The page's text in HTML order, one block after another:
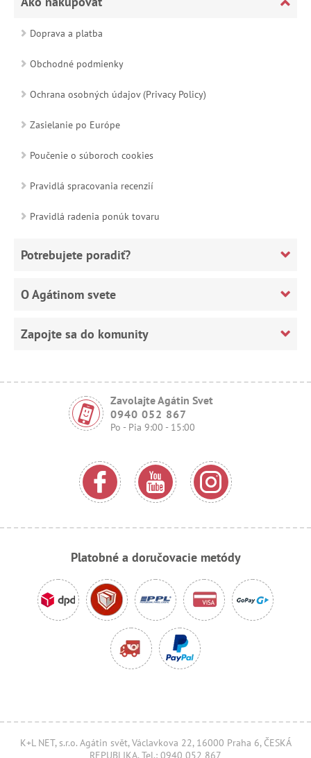
Doprava a platba
Obchodné podmienky
Ochrana osobných údajov (Privacy Policy)
Zasielanie po Európe
Poučenie o súboroch cookies
Pravidlá spracovania recenzií
Pravidlá radenia ponúk tovaru
Potrebujete poradiť?
O Agátinom svete
Zapojte sa do komunity
Zavolajte Agátin Svet
0940 052 867
Po - Pia 9:00 - 15:00
Platobné a doručovacie metódy
K+L NET, s.r.o. Agátin svět, Václavkova 22, 16000 Praha 6, ČESKÁ
REPUBLIKA, Tel.: 0940 052 867